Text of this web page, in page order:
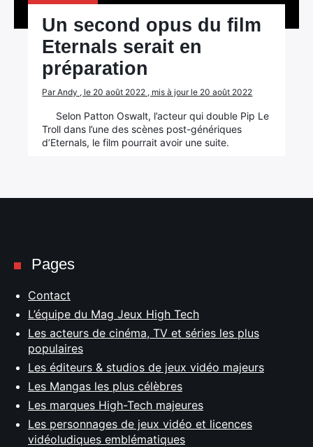
Un second opus du film
Eternals serait en
préparation
Par Andy , le 20 août 2022 , mis à jour le 20 août 2022
Selon Patton Oswalt, l’acteur qui double Pip Le
Troll dans l’une des scènes post-génériques
d’Eternals, le film pourrait avoir une suite.
Pages
Contact
L’équipe du Mag Jeux High Tech
Les acteurs de cinéma, TV et séries les plus
populaires
Les éditeurs & studios de jeux vidéo majeurs
Les Mangas les plus célèbres
Les marques High-Tech majeures
Les personnages de jeux vidéo et licences
vidéoludiques emblématiques